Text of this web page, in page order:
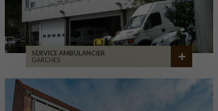
SERVICE AMBULANCIER
GARCHES